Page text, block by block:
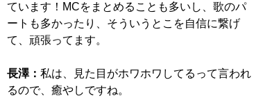
ています！MCをまとめることも多いし、歌のパ
ートも多かったり、そういうとこを自信に繋げ
て、頑張ってます。
長澤： 私は、見た目がホワホワしてるって言われ
るので、癒やしですね。